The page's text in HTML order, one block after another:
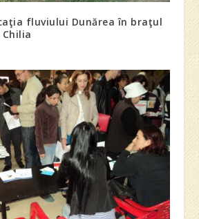
fluviului Dunărea în braţul